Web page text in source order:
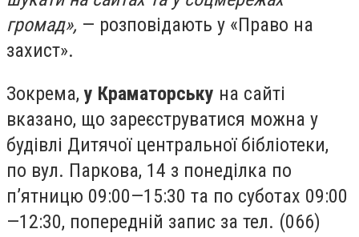
громад», — розповідають у «Право на
захист».
Зокрема, у Краматорську на сайті
вказано, що зареєструватися можна у
будівлі Дитячої центральної бібліотеки,
по вул. Паркова, 14 з понеділка по
п’ятницю 09:00—15:30 та по суботах 09:00
—12:30, попередній запис за тел. (066)